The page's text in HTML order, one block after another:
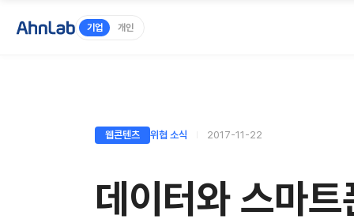
기업 개인
웹콘텐츠 위협 소식 2017-11-22
데이터와 스마